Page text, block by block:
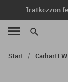
Iratkozzon
Start Carhartt